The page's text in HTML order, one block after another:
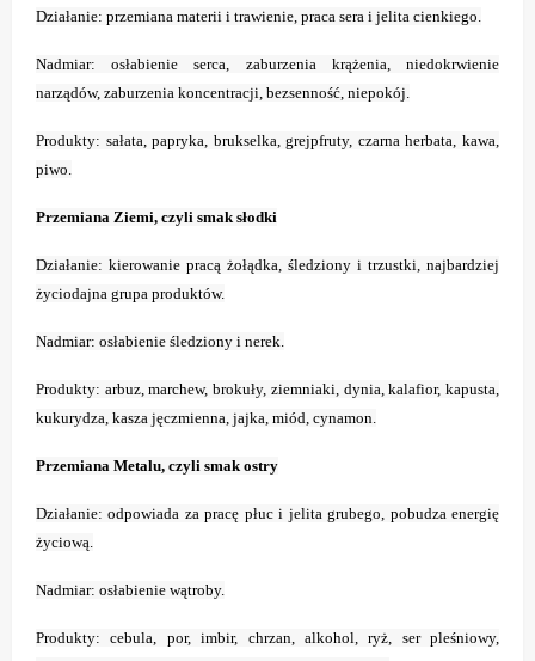
Działanie: przemiana materii i trawienie, praca sera i jelita cienkiego.
Nadmiar: osłabienie serca, zaburzenia krążenia, niedokrwienie
narządów, zaburzenia koncentracji, bezsenność, niepokój.
Produkty: sałata, papryka, brukselka, grejpfruty, czarna herbata, kawa,
piwo.
Przemiana Ziemi, czyli smak słodki
Działanie: kierowanie pracą żołądka, śledziony i trzustki, najbardziej
życiodajna grupa produktów.
Nadmiar: osłabienie śledziony i nerek.
Produkty: arbuz, marchew, brokuły, ziemniaki, dynia, kalafior, kapusta,
kukurydza, kasza jęczmienna, jajka, miód, cynamon.
Przemiana Metalu, czyli smak ostry
Działanie: odpowiada za pracę płuc i jelita grubego, pobudza energię
życiową.
Nadmiar: osłabienie wątroby.
Produkty: cebula, por, imbir, chrzan, alkohol, ryż, ser pleśniowy,